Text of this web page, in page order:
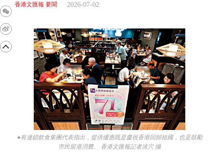
香港文匯報 要聞 2026-07-02
●有連鎖飲食集團代表指出，提供優惠既是慶祝香港回歸祖國，也是鼓勵
市民留港消費。 香港文匯報記者涂穴 攝